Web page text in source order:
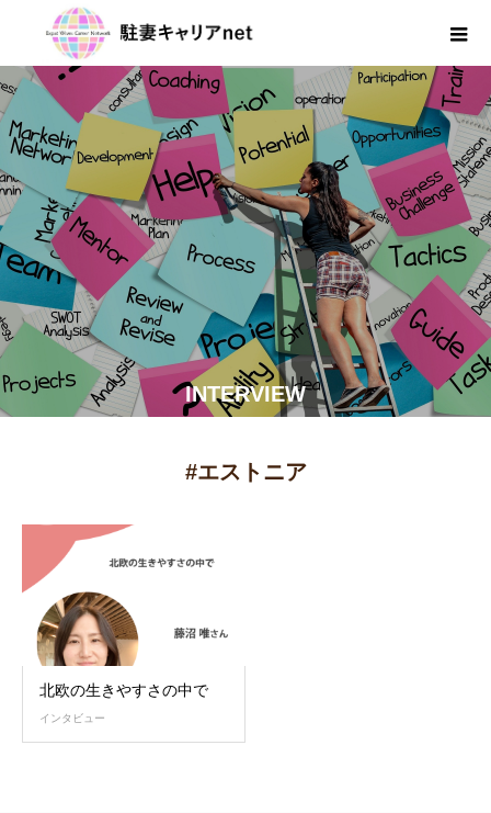
INTERVIEW
#エストニア
北欧の生きやすさの中で
インタビュー